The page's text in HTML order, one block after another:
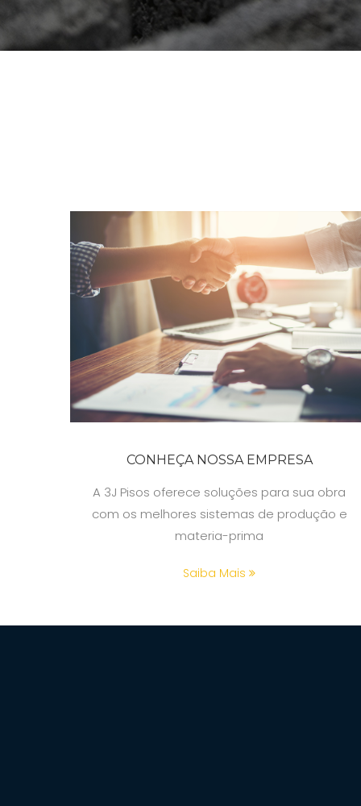
CONHEÇA NOSSA EMPRESA
A 3J Pisos oferece soluções para sua obra
com os melhores sistemas de produção e
materia-prima
Saiba Mais